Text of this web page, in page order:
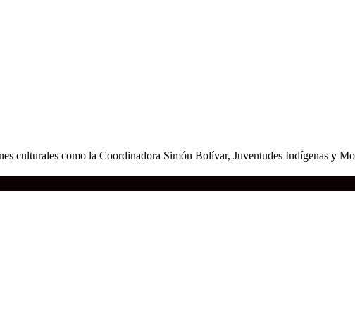
culturales como la Coordinadora Simón Bolívar, Juventudes Indígenas y